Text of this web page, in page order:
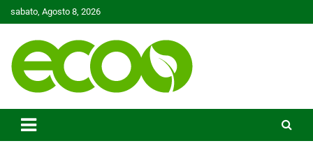
to
sabato, Agosto 8, 2026
Ecoo.it